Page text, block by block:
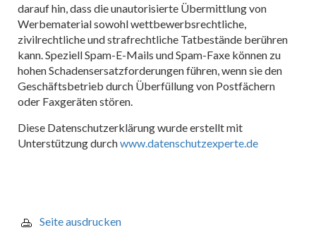
darauf hin, dass die unautorisierte Übermittlung von
Werbematerial sowohl wettbewerbsrechtliche,
zivilrechtliche und strafrechtliche Tatbestände berühren
kann. Speziell Spam-E-Mails und Spam-Faxe können zu
hohen Schadensersatzforderungen führen, wenn sie den
Geschäftsbetrieb durch Überfüllung von Postfächern
oder Faxgeräten stören.
Diese Datenschutzerklärung wurde erstellt mit
Unterstützung durchwww.datenschutzexperte.de
Seite ausdrucken